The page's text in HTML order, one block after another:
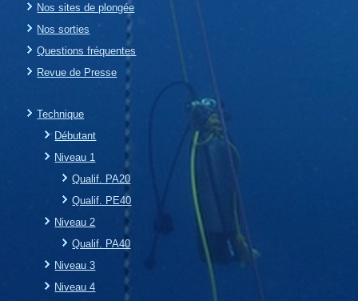
Nos sites de plongée
Nos sorties
Questions fréquentes
Revue de Presse
Technique
Débutant
Niveau 1
Qualif. PA20
Qualif. PE40
Niveau 2
Qualif. PA40
Niveau 3
Niveau 4